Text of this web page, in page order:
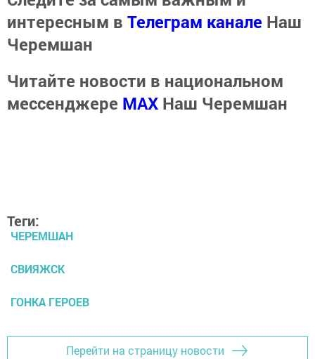
интересным в Телеграм канале Наш
Черемшан
Читайте новости в национальном
мессенджере MАХ Наш Черемшан
Теги:
ЧЕРЕМШАН
СВИЯЖСК
ГОНКА ГЕРОЕВ
Перейти на страницу новости